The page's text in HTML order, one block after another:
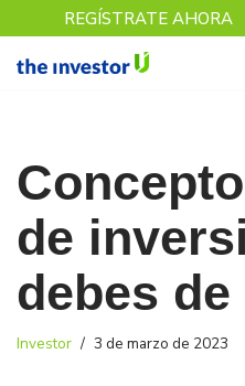
Saltar
REGÍSTRATE AHORA
de
debes
Investor 3 de marzo de 2023